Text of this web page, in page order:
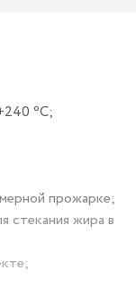
⁰С;
прожарке;
стекания жира в